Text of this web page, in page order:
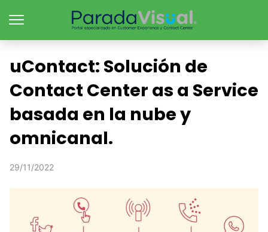
uContact: Solución de
Contact Center as a Service
basada en la nube y
omnicanal.
29/11/2022